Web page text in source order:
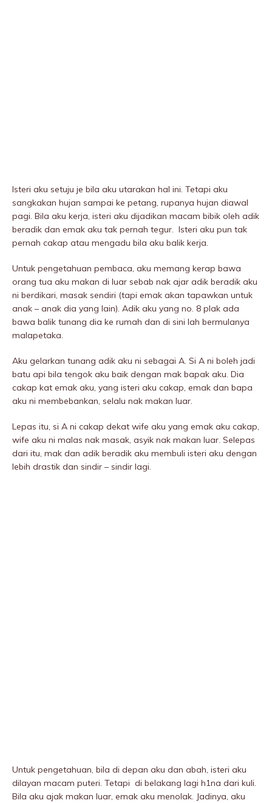
Isteri aku setuju je bila aku utarakan hal ini. Tetapi aku
sangkakan hujan sampai ke petang, rupanya hujan diawal
pagi. Bila aku kerja, isteri aku dijadikan macam bibik oleh adik
beradik dan emak aku tak pernah tegur. Isteri aku pun tak
pernah cakap atau mengadu bila aku balik kerja.
Untuk pengetahuan pembaca, aku memang kerap bawa
orang tua aku makan di luar sebab nak ajar adik beradik aku
ni berdikari, masak sendiri (tapi emak akan tapawkan untuk
anak – anak dia yang lain). Adik aku yang no. 8 plak ada
bawa balik tunang dia ke rumah dan di sini lah bermulanya
malapetaka.
Aku geIarkan tunang adik aku ni sebagai A. Si A ni boleh jadi
batu api bila tengok aku baik dengan mak bapak aku. Dia
cakap kat emak aku, yang isteri aku cakap, emak dan bapa
aku ni membebankan, selalu nak makan luar.
Lepas itu, si A ni cakap dekat wife aku yang emak aku cakap,
wife aku ni malas nak masak, asyik nak makan luar. Selepas
dari itu, mak dan adik beradik aku membuIi isteri aku dengan
lebih drastik dan sindir – sindir lagi.
Untuk pengetahuan, bila di depan aku dan abah, isteri aku
dilayan macam puteri. Tetapi di belakang lagi h1na dari kuIi.
Bila aku ajak makan luar, emak aku menolak. Jadinya, aku